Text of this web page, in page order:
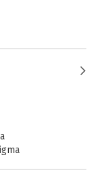
Six Sigma
For
Brenig-